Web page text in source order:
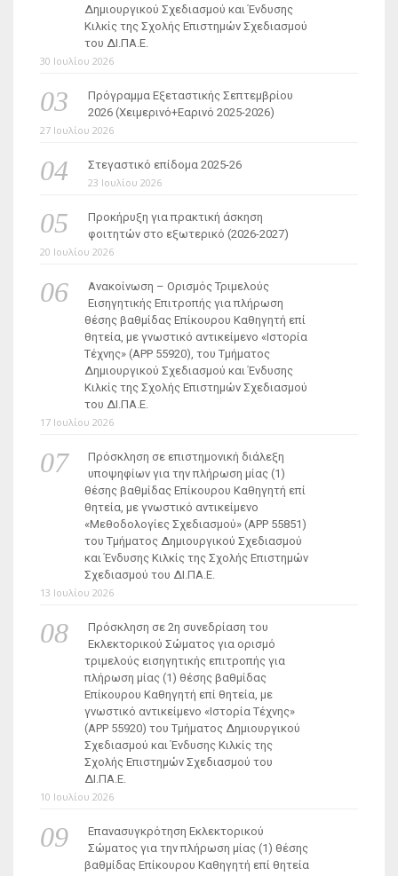
Δημιουργικού Σχεδιασμού και Ένδυσης
Κιλκίς της Σχολής Επιστημών Σχεδιασμού
του ΔΙ.ΠΑ.Ε.
30 Ιουλίου 2026
Πρόγραμμα Εξεταστικής Σεπτεμβρίου
2026 (Χειμερινό+Εαρινό 2025-2026)
27 Ιουλίου 2026
Στεγαστικό επίδομα 2025-26
23 Ιουλίου 2026
Προκήρυξη για πρακτική άσκηση
φοιτητών στο εξωτερικό (2026-2027)
20 Ιουλίου 2026
Ανακοίνωση – Ορισμός Τριμελούς
Εισηγητικής Επιτροπής για πλήρωση
θέσης βαθμίδας Επίκουρου Καθηγητή επί
θητεία, με γνωστικό αντικείμενο «Ιστορία
Τέχνης» (ΑΡΡ 55920), του Τμήματος
Δημιουργικού Σχεδιασμού και Ένδυσης
Κιλκίς της Σχολής Επιστημών Σχεδιασμού
του ΔΙ.ΠΑ.Ε.
17 Ιουλίου 2026
Πρόσκληση σε επιστημονική διάλεξη
υποψηφίων για την πλήρωση μίας (1)
θέσης βαθμίδας Επίκουρου Καθηγητή επί
θητεία, με γνωστικό αντικείμενο
«Μεθοδολογίες Σχεδιασμού» (ΑΡΡ 55851)
του Τμήματος Δημιουργικού Σχεδιασμού
και Ένδυσης Κιλκίς της Σχολής Επιστημών
Σχεδιασμού του ΔΙ.ΠΑ.Ε.
13 Ιουλίου 2026
Πρόσκληση σε 2η συνεδρίαση του
Εκλεκτορικού Σώματος για ορισμό
τριμελούς εισηγητικής επιτροπής για
πλήρωση μίας (1) θέσης βαθμίδας
Επίκουρου Καθηγητή επί θητεία, με
γνωστικό αντικείμενο «Ιστορία Τέχνης»
(ΑΡΡ 55920) του Τμήματος Δημιουργικού
Σχεδιασμού και Ένδυσης Κιλκίς της
Σχολής Επιστημών Σχεδιασμού του
ΔΙ.ΠΑ.Ε.
10 Ιουλίου 2026
Επανασυγκρότηση Εκλεκτορικού
Σώματος για την πλήρωση μίας (1) θέσης
βαθμίδας Επίκουρου Καθηγητή επί θητεία